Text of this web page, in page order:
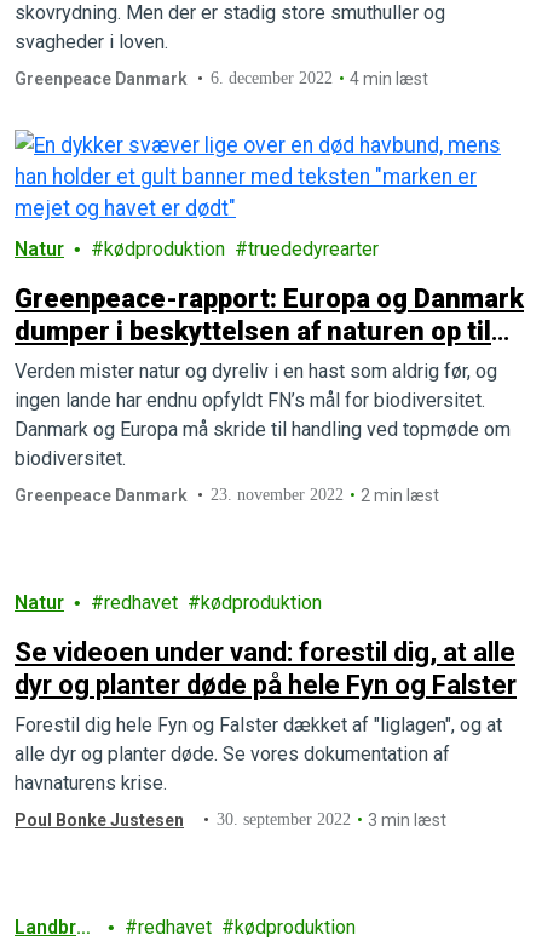
skovrydning. Men der er stadig store smuthuller og
svagheder i loven.
Greenpeace Danmark 6. december 2022 4 min læst
Natur kødproduktion truededyrearter
Greenpeace-rapport: Europa og Danmark
dumper i beskyttelsen af naturen op til
globalt topmøde om biodiversitet
Verden mister natur og dyreliv i en hast som aldrig før, og
ingen lande har endnu opfyldt FN’s mål for biodiversitet.
Danmark og Europa må skride til handling ved topmøde om
biodiversitet.
Greenpeace Danmark 23. november 2022 2 min læst
Natur redhavet kødproduktion
Se videoen under vand: forestil dig, at alle
dyr og planter døde på hele Fyn og Falster
Forestil dig hele Fyn og Falster dækket af "liglagen", og at
alle dyr og planter døde. Se vores dokumentation af
havnaturens krise.
Poul Bonke Justesen 30. september 2022 3 min læst
Landbru
redhavet
kødproduktion